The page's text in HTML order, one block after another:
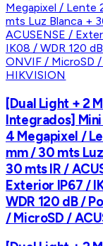
HIKVISION
[Dual Light + 2
Integrados] Mini
4 Megapixel /
mm / 30 mts
30 mts IR /
Exterior IP67 /
WDR 120 dB /
/ MicroSD /